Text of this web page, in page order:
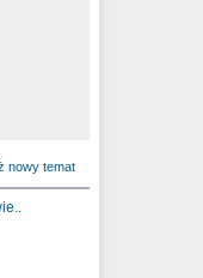
nowy temat